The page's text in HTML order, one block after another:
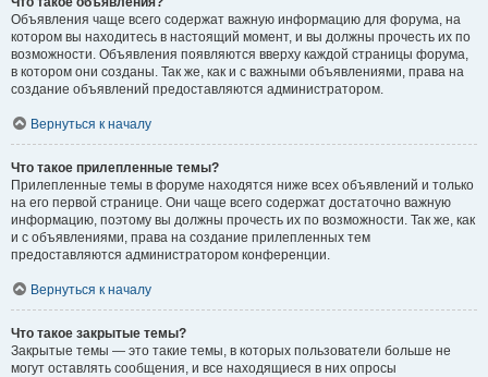
Объявления чаще всего содержат важную информацию для форума, на
котором вы находитесь в настоящий момент, и вы должны прочесть их по
возможности. Объявления появляются вверху каждой страницы форума,
в котором они созданы. Так же, как и с важными объявлениями, права на
создание объявлений предоставляются администратором.
Вернуться к началу
Что такое прилепленные темы?
Прилепленные темы в форуме находятся ниже всех объявлений и только
на его первой странице. Они чаще всего содержат достаточно важную
информацию, поэтому вы должны прочесть их по возможности. Так же, как
и с объявлениями, права на создание прилепленных тем
предоставляются администратором конференции.
Вернуться к началу
Что такое закрытые темы?
Закрытые темы — это такие темы, в которых пользователи больше не
могут оставлять сообщения, и все находящиеся в них опросы